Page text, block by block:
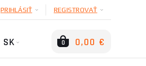
PRIHLÁSIŤ REGISTROVAŤ
SK 0 0,00 €